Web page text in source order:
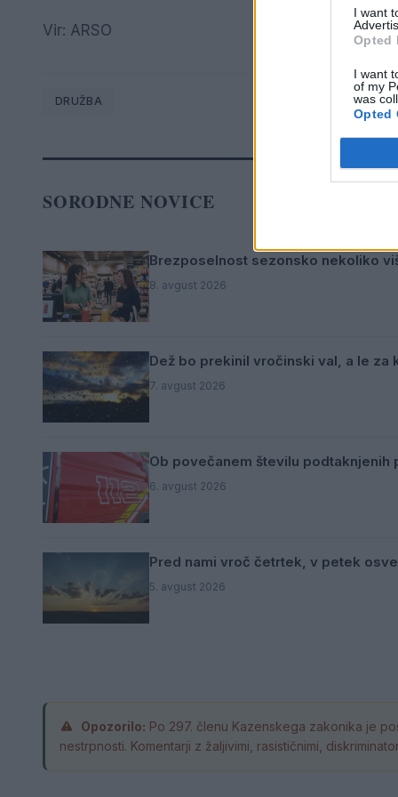
I want
Opted
I want
of my
was
Opted
Vir: ARSO
DRUŽBA
SORODNE NOVICE
Brezposelnost sezonsko nekoliko
8. avgust 2026
Dež bo prekinil vročinski val, a le za
7. avgust 2026
Ob povečanem številu
6. avgust 2026
Pred nami vroč četrtek, v petek
5. avgust 2026
Opozorilo: Po 297. členu Kazenskega zakonika je
nestrpnosti. Komentarji z žaljivimi, rasističnimi,